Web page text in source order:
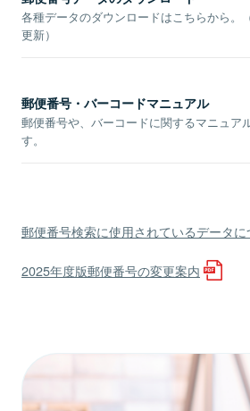
各種データのダウンロードはこちらから。
更新）
郵便番号・バーコードマニュアル
郵便番号や、バーコードに関するマニュア
す。
郵便番号検索に使用されているデータに
2025年度版郵便番号の変更案内